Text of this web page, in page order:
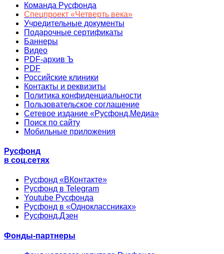
Команда Русфонда
Спецпроект «Четверть века»
Учредительные документы
Подарочные сертификаты
Баннеры
Видео
PDF-архив Ъ
PDF
Российские клиники
Контакты и реквизиты
Политика конфиденциальности
Пользовательское соглашение
Сетевое издание «Русфонд.Медиа»
Поиск по сайту
Мобильные приложения
Русфонд
в соц.сетях
Русфонд «ВКонтакте»
Русфонд в Telegram
Youtube Русфонда
Русфонд в «Одноклассниках»
Русфонд.Дзен
Фонды-партнеры